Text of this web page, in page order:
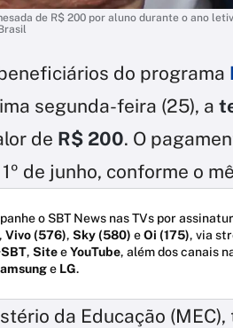
de R$ 200 por aluno durante o ano
do programa
segunda-feira (25), a
de R$ 200. O
de junho, conforme o
o SBT News nas TVs por
, Vivo (576), Sky (580) eOi (175), via
, SiteeYouTube, além dos canais
e LG.
da Educação